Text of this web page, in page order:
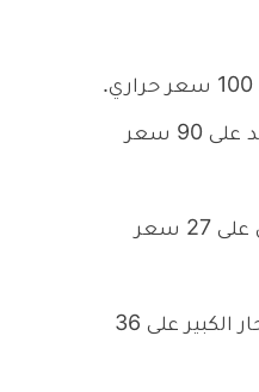
تحتوي قطعة سمك القد على 90 سعر
طبق من الجمبري يحتوي على 27 سعر
تحتوي قطعتين من المحار الكبير على 36